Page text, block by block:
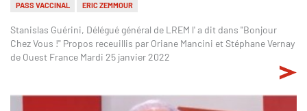
PASS VACCINAL
ERIC ZEMMOUR
Stanislas Guérini, Délégué général de LREM l' a dit dans "Bonjour
Chez Vous !" Propos receuillis par Oriane Mancini et Stéphane Vernay
de Ouest France Mardi 25 janvier 2022